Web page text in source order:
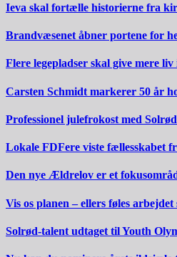
Ieva skal fortælle historierne fra
Brandvæsenet åbner portene for
Flere legepladser skal give mere liv
Carsten Schmidt markerer 50 år
Professionel julefrokost med
Lokale FDFere viste fællesskabet
Den nye Ældrelov er et
Vis os planen – ellers føles arbejdet
Solrød-talent udtaget til Youth